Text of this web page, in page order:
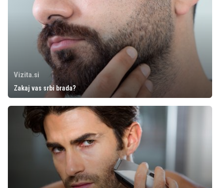
Vizita.si
Zakaj vas srbi brada?